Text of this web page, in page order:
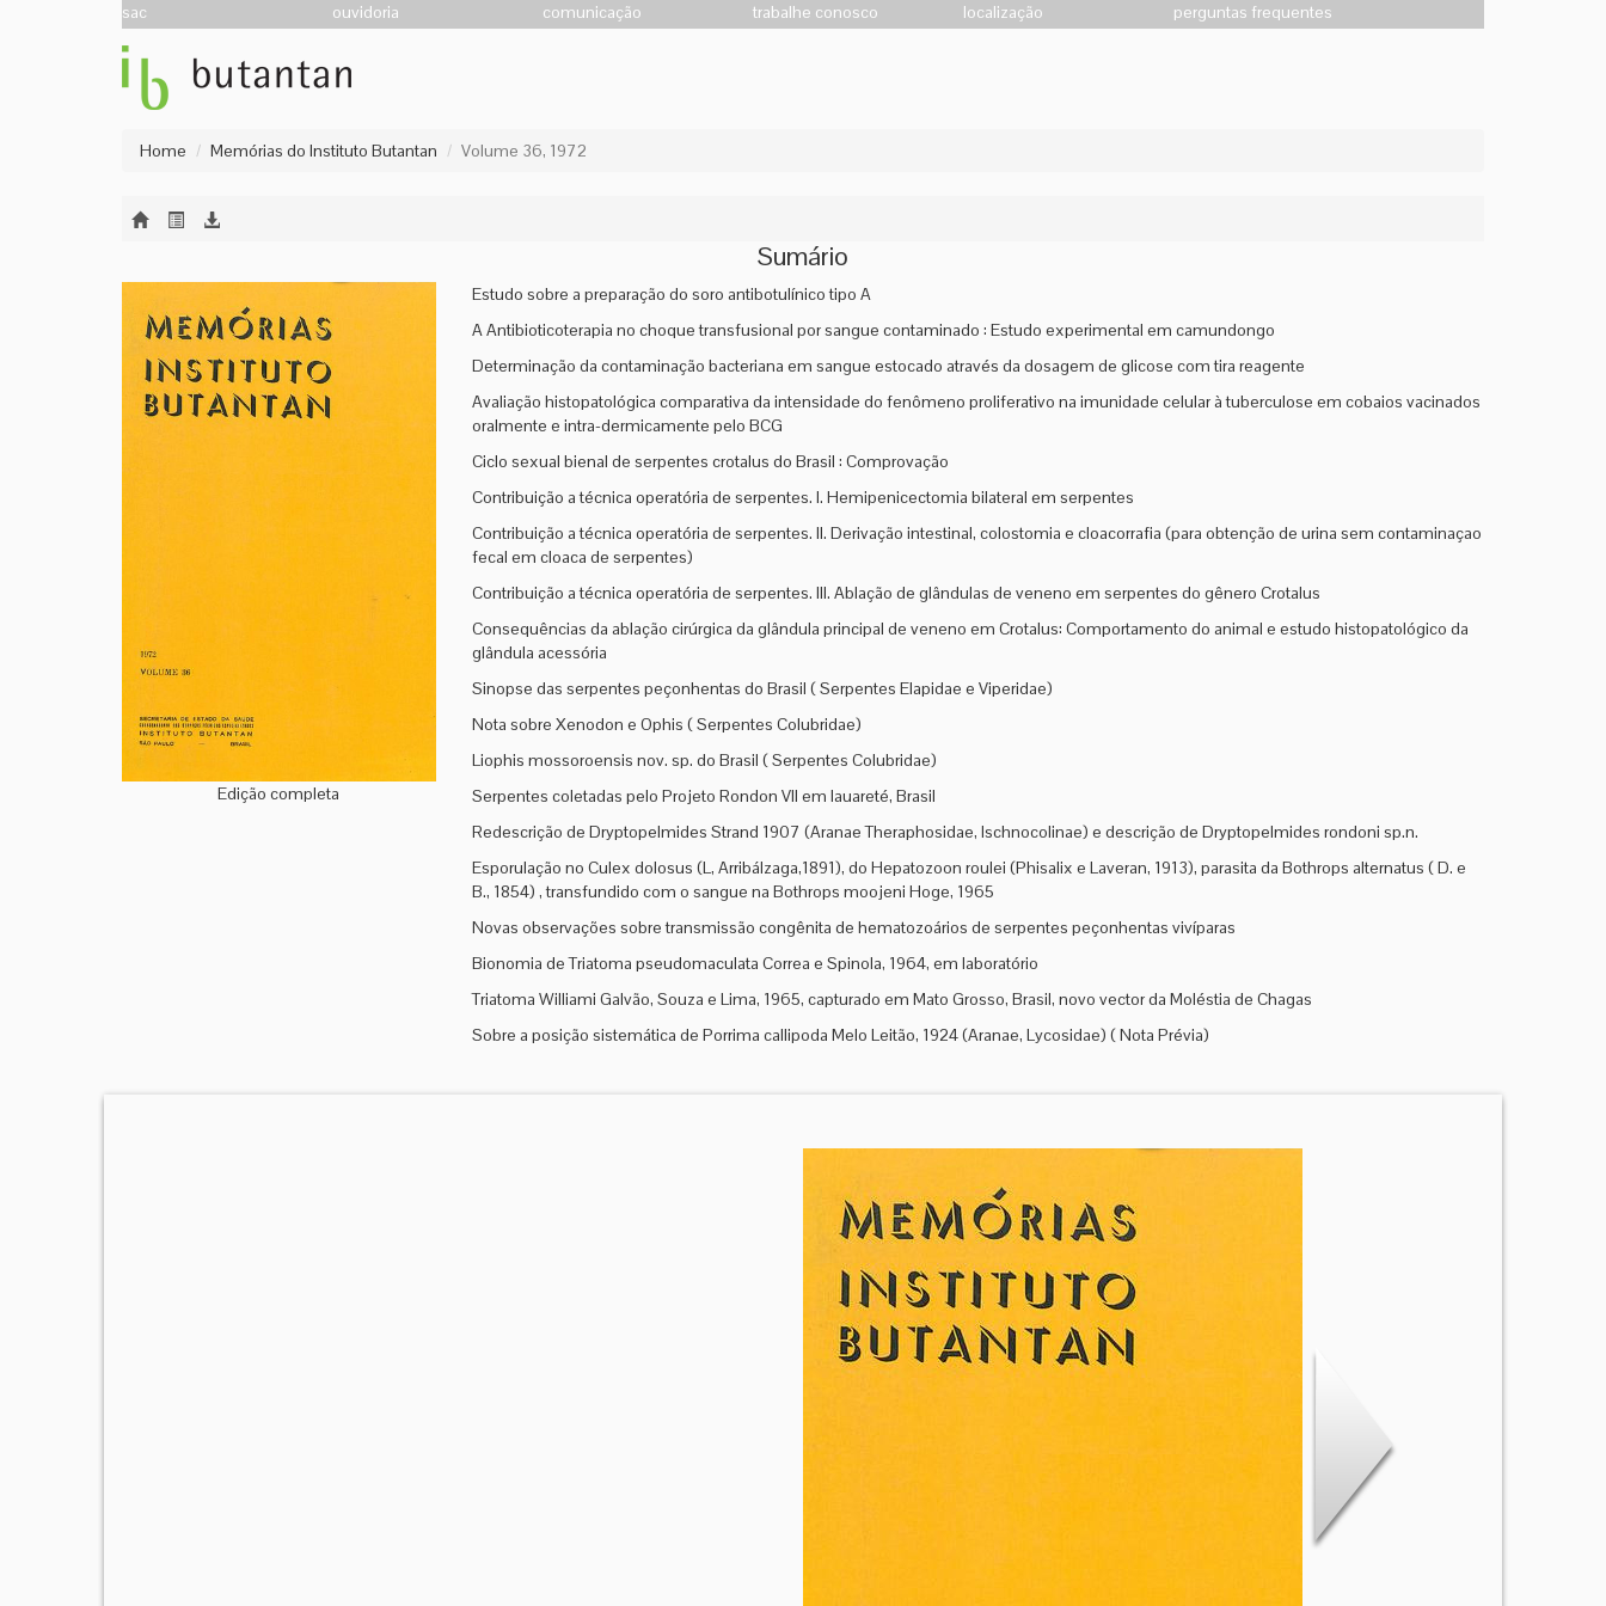
sac ouvidoria comunicação trabalhe conosco localização perguntas frequentes
Home Memórias do Instituto Butantan Volume 36, 1972
Sumário
Edição completa
Estudo sobre a preparação do soro antibotulínico tipo A
A Antibioticoterapia no choque transfusional por sangue contaminado : Estudo experimental em camundongo
Determinação da contaminação bacteriana em sangue estocado através da dosagem de glicose com tira reagente
Avaliação histopatológica comparativa da intensidade do fenômeno proliferativo na imunidade celular à tuberculose em cobaios vacinados
oralmente e intra-dermicamente pelo BCG
Ciclo sexual bienal de serpentes crotalus do Brasil : Comprovação
Contribuição a técnica operatória de serpentes. I. Hemipenicectomia bilateral em serpentes
Contribuição a técnica operatória de serpentes. II. Derivação intestinal, colostomia e cloacorrafia (para obtenção de urina sem contaminaçao
fecal em cloaca de serpentes)
Contribuição a técnica operatória de serpentes. III. Ablação de glândulas de veneno em serpentes do gênero Crotalus
Consequências da ablação cirúrgica da glândula principal de veneno em Crotalus: Comportamento do animal e estudo histopatológico da
glândula acessória
Sinopse das serpentes peçonhentas do Brasil ( Serpentes Elapidae e Viperidae)
Nota sobre Xenodon e Ophis ( Serpentes Colubridae)
Liophis mossoroensis nov. sp. do Brasil ( Serpentes Colubridae)
Serpentes coletadas pelo Projeto Rondon VII em Iauareté, Brasil
Redescrição de Dryptopelmides Strand 1907 (Aranae Theraphosidae, Ischnocolinae) e descrição de Dryptopelmides rondoni sp.n.
Esporulação no Culex dolosus (L, Arribálzaga,1891), do Hepatozoon roulei (Phisalix e Laveran, 1913), parasita da Bothrops alternatus ( D. e
B., 1854) , transfundido com o sangue na Bothrops moojeni Hoge, 1965
Novas observações sobre transmissão congênita de hematozoários de serpentes peçonhentas vivíparas
Bionomia de Triatoma pseudomaculata Correa e Spinola, 1964, em laboratório
Triatoma Williami Galvão, Souza e Lima, 1965, capturado em Mato Grosso, Brasil, novo vector da Moléstia de Chagas
Sobre a posição sistemática de Porrima callipoda Melo Leitão, 1924 (Aranae, Lycosidae) ( Nota Prévia)